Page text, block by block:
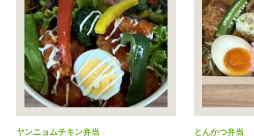
ヤンニョムチキン弁当 とんかつ弁当